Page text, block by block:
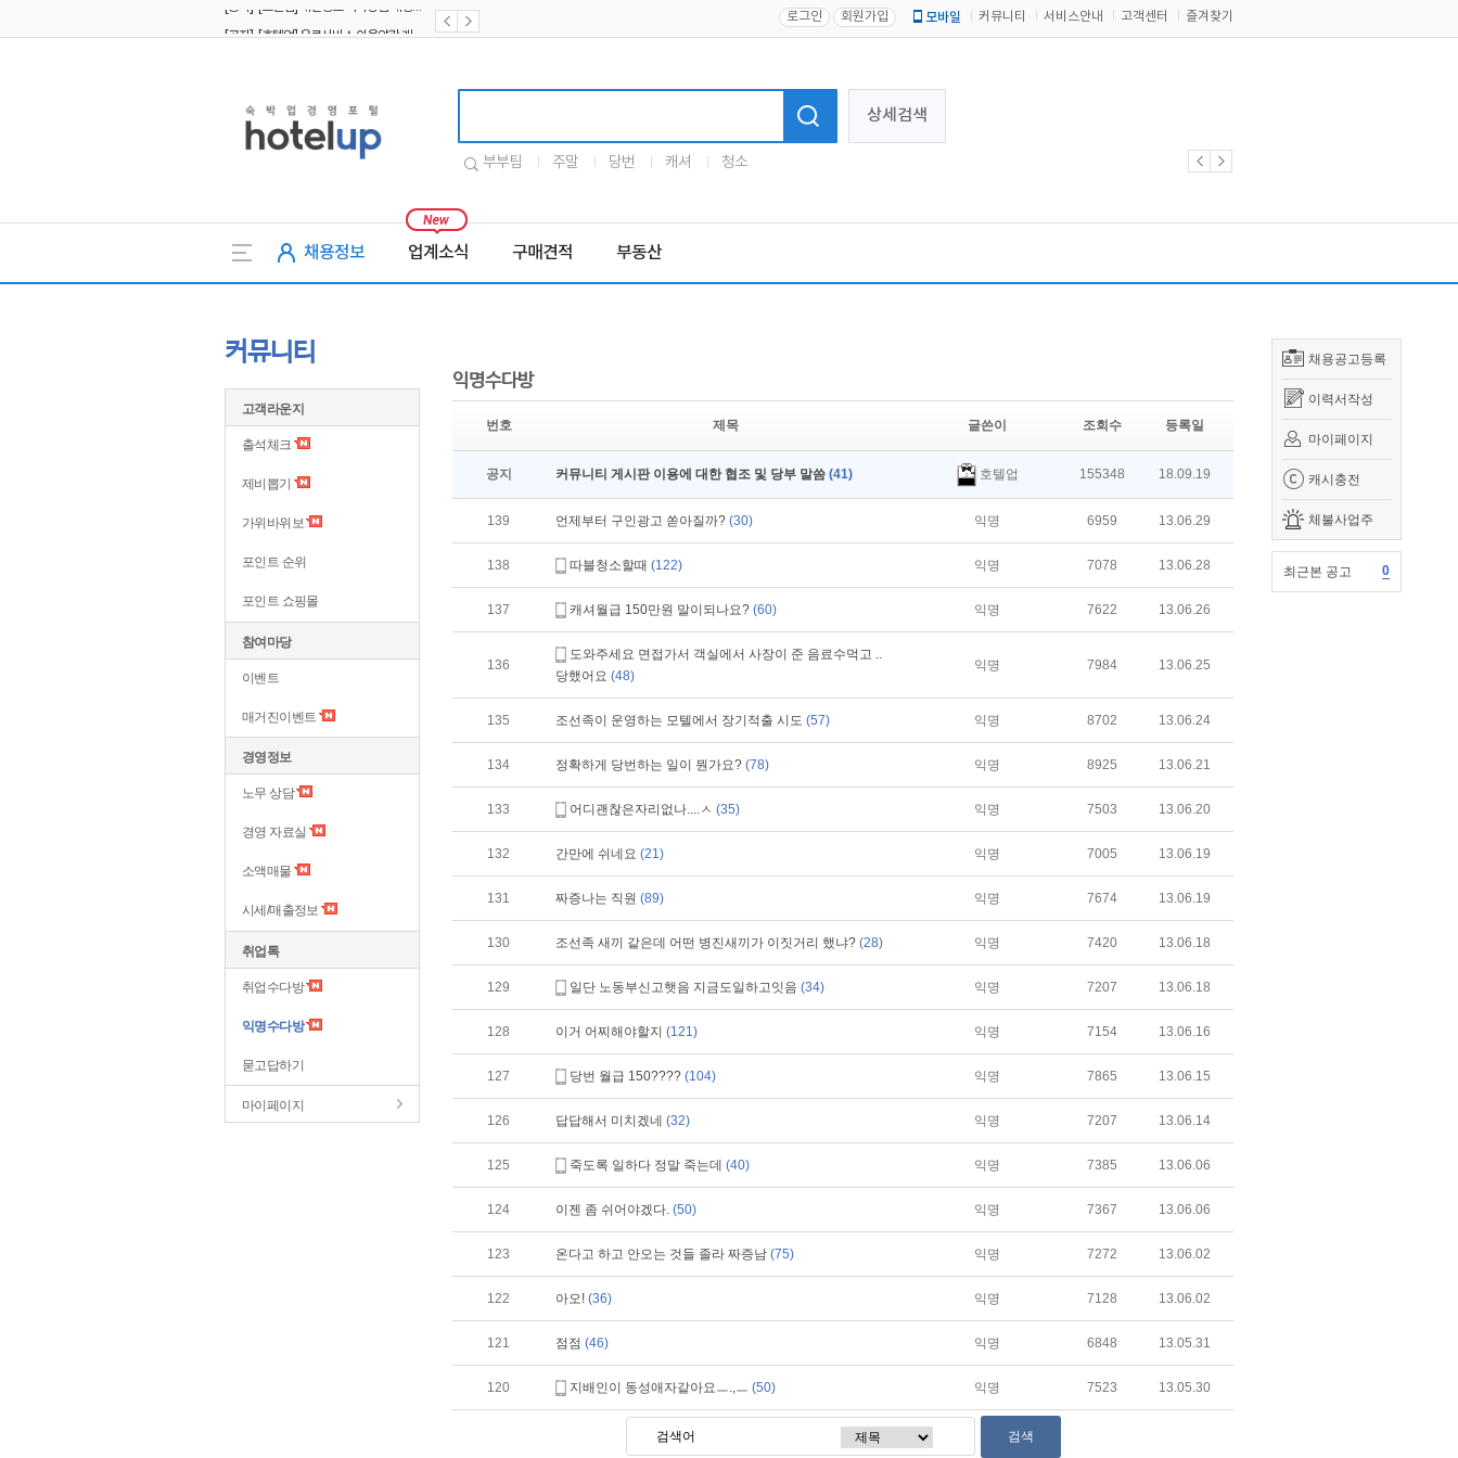
로그인 회원가입 모바일 커뮤니티 서비스안내 고객센터 즐겨찾기
상세검색
부부팀 주말 당번 캐셔 청소
채용정보 업계소식 구매견적 부동산
채용공고등록
이력서작성
마이페이지
캐시충전
체불사업주
최근본 공고 0
커뮤니티
고객라운지
출석체크
제비뽑기
가위바위보
포인트 순위
포인트 쇼핑몰
참여마당
이벤트
매거진이벤트
경영정보
노무 상담
경영 자료실
소액매물
시세/매출정보
취업톡
취업수다방
익명수다방
묻고답하기
마이페이지
익명수다방
번호 제목 글쓴이 조회수 등록일
공지 커뮤니티 게시판 이용에 대한 협조 및 당부 말씀 (41) 호텔업 155348 18.09.19
139 언제부터 구인광고 쏟아질까? (30) 익명 6959 13.06.29
138 따블청소할때 (122) 익명 7078 13.06.28
137 캐셔월급 150만원 말이되나요? (60) 익명 7622 13.06.26
136
도와주세요 면접가서 객실에서 사장이 준 음료수먹고 ..
당했어요 (48)
익명 7984 13.06.25
135 조선족이 운영하는 모텔에서 장기적출 시도 (57) 익명 8702 13.06.24
134 정확하게 당번하는 일이 뭔가요? (78) 익명 8925 13.06.21
133 어디괜찮은자리없나....ㅅ (35) 익명 7503 13.06.20
132 간만에 쉬네요 (21) 익명 7005 13.06.19
131 짜증나는 직원 (89) 익명 7674 13.06.19
130 조선족 새끼 같은데 어떤 병진새끼가 이짓거리 했냐? (28) 익명 7420 13.06.18
129 일단 노동부신고햇음 지금도일하고잇음 (34) 익명 7207 13.06.18
128 이거 어찌해야할지 (121) 익명 7154 13.06.16
127 당번 월급 150???? (104) 익명 7865 13.06.15
126 답답해서 미치겠네 (32) 익명 7207 13.06.14
125 죽도록 일하다 정말 죽는데 (40) 익명 7385 13.06.06
124 이젠 좀 쉬어야겠다. (50) 익명 7367 13.06.06
123 온다고 하고 안오는 것들 졸라 짜증남 (75) 익명 7272 13.06.02
122 아오! (36) 익명 7128 13.06.02
121 점점 (46) 익명 6848 13.05.31
120 지배인이 동성애자같아요ㅡ.,ㅡ (50) 익명 7523 13.05.30